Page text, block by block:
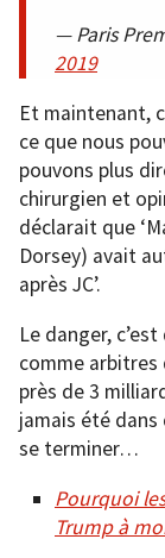
— Paris
2019
Et maintenant,
ce que nous
pouvons plus
chirurgien et
déclarait que
Dorsey) avait
après JC’.
Le danger,
comme arbitres
près de 3
jamais été
se terminer…
Pourquoi
Trump à